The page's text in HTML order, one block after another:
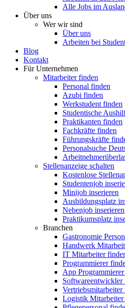
Alle Jobs im
Über uns
Wer wir sind
Über uns
Arbeiten bei
Blog
Kontakt
Für Unternehmen
Mitarbeiter finden
Personal finden
Azubi finden
Werkstudent finden
Studentische
Praktikanten finden
Fachkräfte finden
Führungskräfte
Personalsuche
Stellenanzeige schalten
Kostenlose
Studentenjob
Minijob inserieren
Ausbildungsplatz
Nebenjob inserieren
Praktikumsplatz
Branchen
Gastronomie
Handwerk
IT Mitarbeiter
Programmierer
App
Softwareentwickler
Vertriebsmitarbeiter
Logistik Mitarbeiter